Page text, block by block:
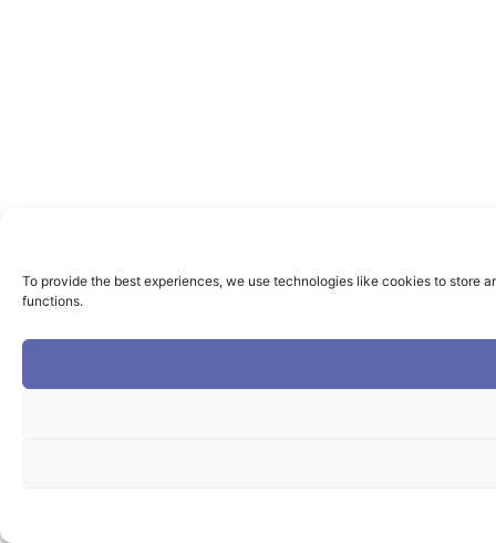
To provide the best experiences, we use technologies like cookies to store
functions.